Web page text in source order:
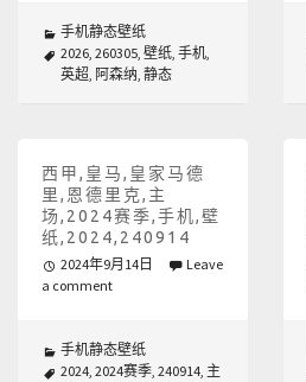
手机静态壁纸
2026, 260305, 壁纸, 手机,
英超, 阿森纳, 静态
西甲,皇马,皇家马德
里,恩德里克,主
场,2024赛季,手机,壁
纸,2024,240914
2024年9月14日
Leave
a comment
手机静态壁纸
2024, 2024赛季, 240914, 主